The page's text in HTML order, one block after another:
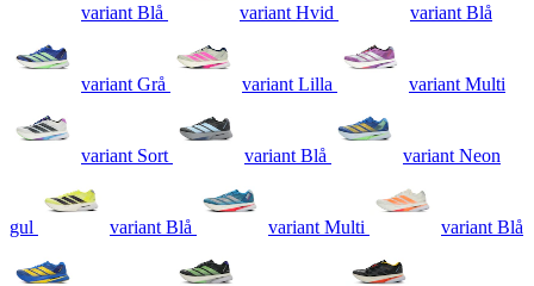
variant Blå variant Hvid variant Blå
variant Grå variant Lilla variant Multi
variant Sort variant Blå variant Neon
gul variant Blå variant Multi variant Blå